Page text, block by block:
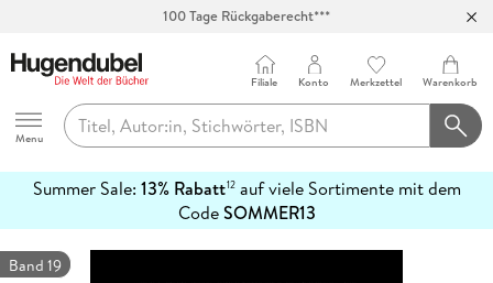
100 Tage Rückgaberecht***
Hugendubel
Menu
Filiale Konto Merkzettel Warenkorb
Summer Sale: 13% Rabatt12auf viele Sortimente mit dem
CodeSOMMER13
erfahren
Band 19